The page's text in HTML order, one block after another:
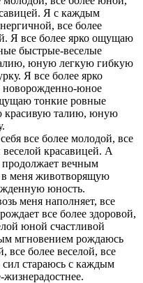
Я с каждым
все более
Я все более ярко ощущаю
быстрые-веселые
юную легкую гибкую
Я все более ярко
юное
тонкие ровные
красивую талию, юную
все более молодой, все
красавицей. А
вечным
в меня животворящую
юность.
меня наполняет, все
все более здоровой,
юной счастливой
мгновением рождаюсь
все более веселой, все
сил стараюсь с каждым